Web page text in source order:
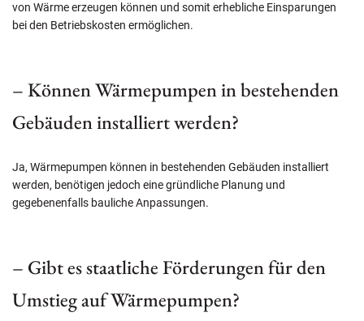
von Wärme erzeugen können und somit erhebliche Einsparungen
bei den Betriebskosten ermöglichen.
– Können Wärmepumpen in bestehenden
Gebäuden installiert werden?
Ja, Wärmepumpen können in bestehenden Gebäuden installiert
werden, benötigen jedoch eine gründliche Planung und
gegebenenfalls bauliche Anpassungen.
– Gibt es staatliche Förderungen für den
Umstieg auf Wärmepumpen?